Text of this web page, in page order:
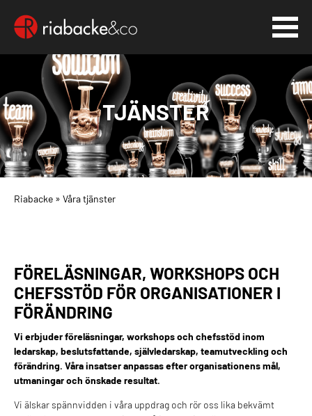
TJÄNSTER
Riabacke » Våra tjänster
FÖRELÄSNINGAR, WORKSHOPS OCH
CHEFSSTÖD FÖR ORGANISATIONER I
FÖRÄNDRING
Vi erbjuder föreläsningar, workshops och chefsstöd inom
ledarskap, beslutsfattande, självledarskap, teamutveckling och
förändring. Våra insatser anpassas efter organisationens mål,
utmaningar och önskade resultat.
Vi älskar spännvidden i våra uppdrag och rör oss lika bekvämt